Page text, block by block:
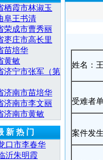
栖霞市林淑玉
阜王书清
荣成市曹秀丽
枣庄市高长里
苗培华
黄敏
济宁市张军（第
济南市苗培华
济南市李文丽
济南市黄敏
新 热 门
口市李春华
沂朱明霞
姓名：
受难者
案件发